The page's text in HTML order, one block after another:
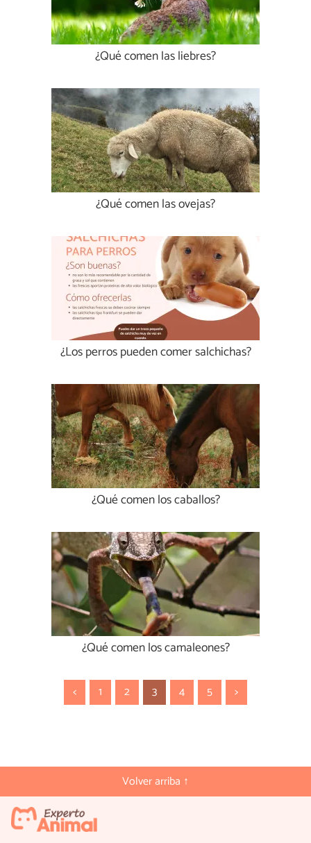
¿Qué comen las liebres?
¿Qué comen las ovejas?
¿Los perros pueden comer salchichas?
¿Qué comen los caballos?
¿Qué comen los camaleones?
< 1 2 3 4 5 >
Volver arriba ↑